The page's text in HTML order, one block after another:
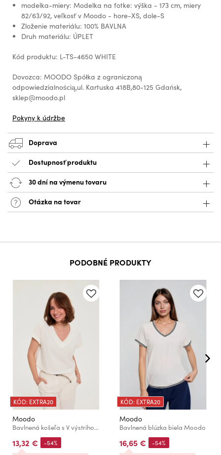
modelka-miery: Modelka na fotke: výška - 173 cm, miery
82/63/92, veľkosť v Moodo - hore-XS, dole-S
Zloženie materiálu: 100% BAVLNA
Druh materiálu: ÚPLET
Kód produktu: L-TS-4650 WHITE
Dovozca: MOODO Spółka z ograniczoną
odpowiedzialnością,ul. Kartuska 418B,80-125 Gdańsk,
sklep@moodo.pl
Pokyny k údržbe
Doprava
Dostupnosť produktu
30 dní na výmenu tovaru
Otázka na tovar
PODOBNÉ PRODUKTY
KÓD: EXTRA20
Moodo
Bavlnená košeľa s V výstrihom biela Moodo
13,32 € -54%
KÓD: EXTRA20
Moodo
Bavlnená blúzka biela Moodo
16,65 € -54%